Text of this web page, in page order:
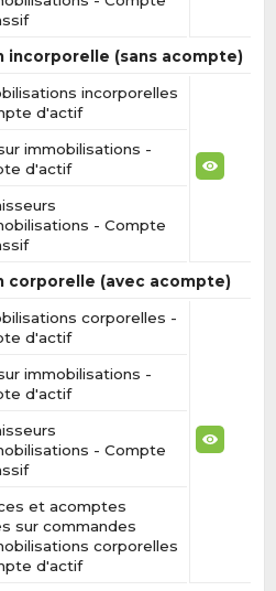
incorporelle (sans acompte)
incorporelles
d'actif
immobilisations -
d'actif
- Compte
corporelle (avec acompte)
corporelles -
d'actif
immobilisations -
d'actif
- Compte
et acomptes
sur commandes
corporelles
d'actif